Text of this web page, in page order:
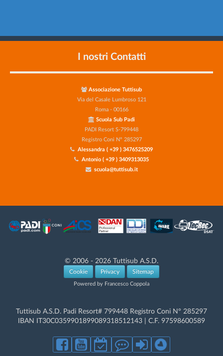
I nostri Contatti
Associazione Tuttisub
Via del Casale Lumbroso 121
Roma - 00166
Scuola Sub Padi
PADI Resort S-799448
Registro Coni N° 285297
Alessandra ( +39 ) 3476525209
Antonio ( +39 ) 3409313035
scuola@tuttisub.it
© 2006 - 2026 Tuttisub A.S.D.
Cookie Privacy Sitemap
Powered by Francesco Coppola
Tuttisub A.S.D. Padi Resort# 799448 Registro Coni N° 285297
IBAN IT30C0359901899089318512143 | C.F. 97598600589